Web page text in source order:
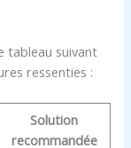
tableau suivant
ressenties :
Solution
recommandée